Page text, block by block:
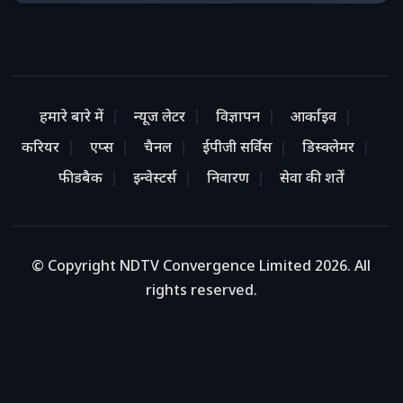
महिलाओं के शोषण के सवाल पर ममता कुलकर्णी ने दो‑टूक
कहा, “कोई आपको ज्योतिष या साधना के नाम पर बेडरूम में
क्यों बुलाता है? अगर वाणी में अशुद्धता है, तो वहीं चेत जाना
—ना कि चमत्कारों से.
हमारे बारे में न्यूज लेटर विज्ञापन
आर्काइव
करियर
एप्स चैनल ईपीजी सर्विस
डिस्क्लेमर
फीडबैक
इन्वेस्टर्स निवारण सेवा की शर्तें
© Copyright NDTV Convergence Limited 2026. All
rights reserved.